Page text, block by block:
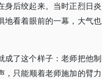
身后绞起来。当时正烈日炎
地看着眼前的一幕，大气也
成了这个样子：老师把他制
，只能顺着老师施加的臂力